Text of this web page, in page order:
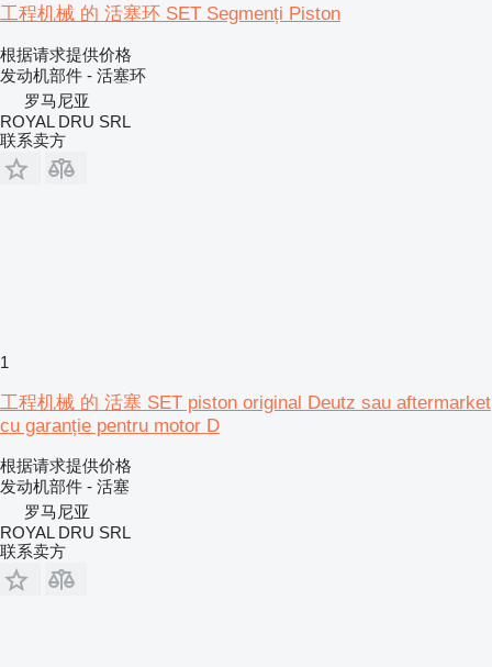
工程机械 的 活塞环 SET Segmenți Piston
根据请求提供价格
发动机部件 - 活塞环
罗马尼亚
ROYAL DRU SRL
联系卖方
1
工程机械 的 活塞 SET piston original Deutz sau aftermarket
cu garanție pentru motor D
根据请求提供价格
发动机部件 - 活塞
罗马尼亚
ROYAL DRU SRL
联系卖方